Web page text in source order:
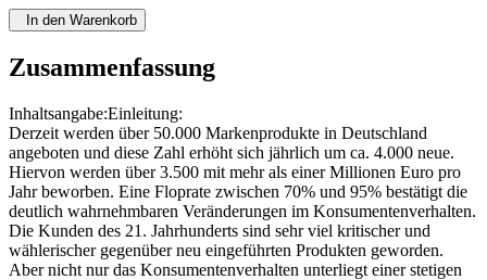
In den Warenkorb
Zusammenfassung
Inhaltsangabe:Einleitung:
Derzeit werden über 50.000 Markenprodukte in Deutschland
angeboten und diese Zahl erhöht sich jährlich um ca. 4.000 neue.
Hiervon werden über 3.500 mit mehr als einer Millionen Euro pro
Jahr beworben. Eine Floprate zwischen 70% und 95% bestätigt die
deutlich wahrnehmbaren Veränderungen im Konsumentenverhalten.
Die Kunden des 21. Jahrhunderts sind sehr viel kritischer und
wählerischer gegenüber neu eingeführten Produkten geworden.
Aber nicht nur das Konsumentenverhalten unterliegt einer stetigen